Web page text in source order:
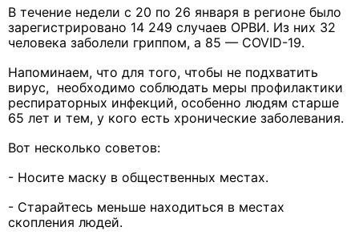
В течение недели с 20 по 26 января в регионе было
зарегистрировано 14 249 случаев ОРВИ. Из них 32
человека заболели гриппом, а 85 — COVID-19.
Напоминаем, что для того, чтобы не подхватить
вирус, необходимо соблюдать меры профилактики
респираторных инфекций, особенно людям старше
65 лет и тем, у кого есть хронические заболевания.
Вот несколько советов:
- Носите маску в общественных местах.
- Старайтесь меньше находиться в местах
скопления людей.